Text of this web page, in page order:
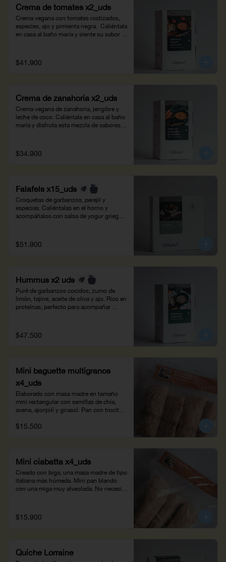
Crema de tomates x2_uds
Crema vegana con tomates rostizados,
especies, ajo y pimienta negra.  Caliéntala
en casa al baño maría y siente su sabor
$41.900
Crema de zanahoria x2_uds
Crema vegana de zanahoria, jengibre y
leche de coco. Caliéntala en casa al baño
maría y disfruta esta mezcla de sabores
$34.900
Falafels x15_uds
Croquetas de garbanzos, perejil y
especias. Caliéntalas en el horno y
acompáñalos con salsa de yogur griego,
$51.900
Hummus x2 uds
Puré de garbanzos cocidos, zumo de
limón,​ tajine, aceite de oliva y ajo. Rico en
proteínas, perfecto para acompañar
$47.500
Mini baguette multigranos
x4_uds
Elaborado con masa madre en tamaño
mini rectangular con semillas de chía,
avena, ajonjolí y girasol. Pan con trocitos
contenido en fibra. Hornéala 10 minutos
$15.500
Mini ciabatta x4_uds
Creado con biga, una masa madre de tipo
italiana más húmeda. Mini pan blando
con una miga muy alveolada. No necesita
pomodoro. Peso neto: 560 g
$15.900
Quiche Lorraine